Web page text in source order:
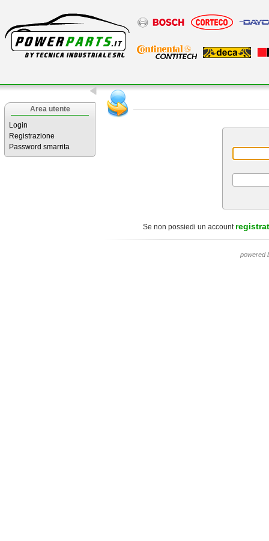
Area utente
Login
Registrazione
Password smarrita
Se non possiedi un account
powered